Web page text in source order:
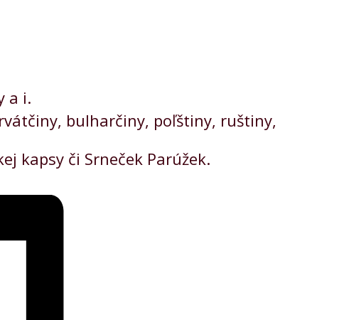
a i.
bulharčiny, poľštiny, ruštiny,
kapsy či Srneček Parúžek.